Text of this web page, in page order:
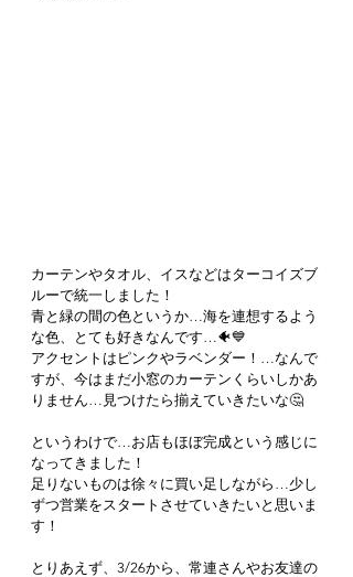
カーテンやタオル、イスなどはターコイズブ
ルーで統一しました！
青と緑の間の色というか…海を連想するよう
な色、とても好きなんです…🐠💙
アクセントはピンクやラベンダー！…なんで
すが、今はまだ小窓のカーテンくらいしかあ
りません…見つけたら揃えていきたいな🤔
というわけで…お店もほぼ完成という感じに
なってきました！
足りないものは徐々に買い足しながら…少し
ずつ営業をスタートさせていきたいと思いま
す！
とりあえず、3/26から、常連さんやお友達の